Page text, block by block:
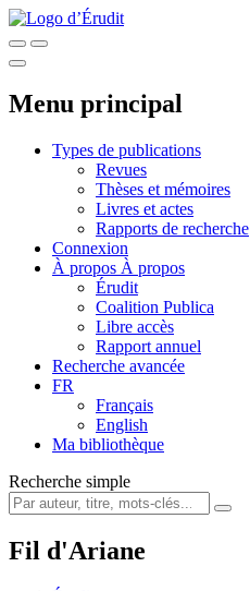
Menu principal
Types de publications
Revues
Thèses et mémoires
Livres et actes
Rapports de recherche
Connexion
À propos À propos
Érudit
Coalition Publica
Libre accès
Rapport annuel
Recherche avancée
FR
Français
English
Ma bibliothèque
Recherche simple
Fil d'Ariane